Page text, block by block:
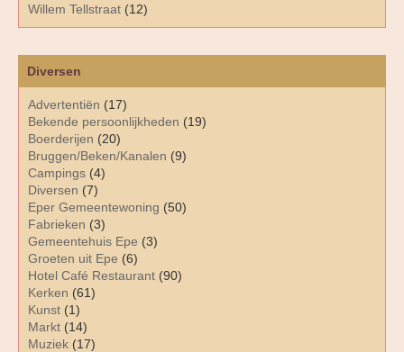
Diversen
Advertentiën (17)
Bekende persoonlijkheden (19)
Boerderijen (20)
Bruggen/Beken/Kanalen (9)
Campings (4)
Diversen (7)
Eper Gemeentewoning (50)
Fabrieken (3)
Gemeentehuis Epe (3)
Groeten uit Epe (6)
Hotel Café Restaurant (90)
Kerken (61)
Kunst (1)
Markt (14)
Muziek (17)
Willem Tellstraat (12)